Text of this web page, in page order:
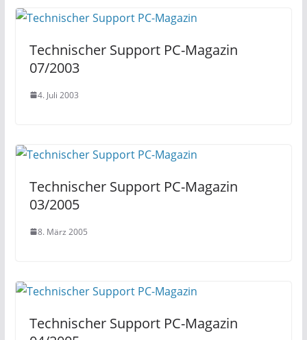
Technischer Support PC-Magazin
07/2003
4. Juli 2003
Technischer Support PC-Magazin
03/2005
8. März 2005
Technischer Support PC-Magazin